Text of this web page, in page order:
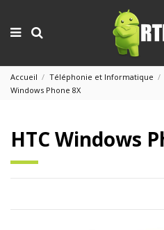
Accueil Téléphonie et Informatique
Windows Phone 8X
HTC Windows